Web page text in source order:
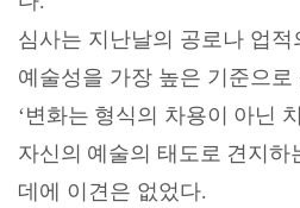
심사는 지난날의 공로나 업적
예술성을 가장 높은 기준으
‘변화는 형식의 차용이 아닌
자신의 예술의 태도로 견지하
데에 이견은 없었다.